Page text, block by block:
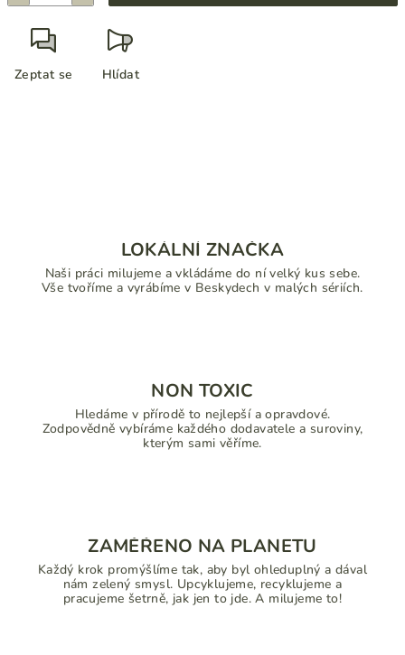
Zeptat se Hlídat
LOKÁLNÍ ZNAČKA
Naši práci milujeme a vkládáme do ní velký kus sebe.
Vše tvoříme a vyrábíme v Beskydech v malých sériích.
NON TOXIC
Hledáme v přírodě to nejlepší a opravdové.
Zodpovědně vybíráme každého dodavatele a suroviny,
kterým sami věříme.
ZAMĚŘENO NA PLANETU
Každý krok promýšlíme tak, aby byl ohleduplný a dával
nám zelený smysl. Upcyklujeme, recyklujeme a
pracujeme šetrně, jak jen to jde. A milujeme to!